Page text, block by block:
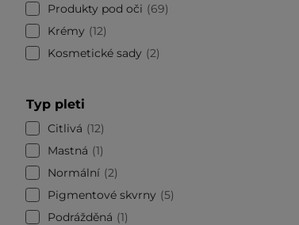
Produkty pod oči
69
Krémy
12
Kosmetické sady
2
Typ pleti
Citlivá
12
Mastná
1
Normální 2
Pigmentové skvrny
5
Podrážděná
1